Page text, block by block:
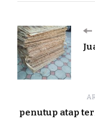
penutup atap